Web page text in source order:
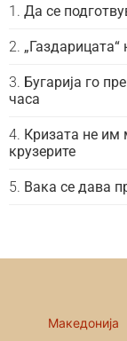
Да се
Бугарија го
часа
Кризата не
крузерите
Вака се дава
Македонија